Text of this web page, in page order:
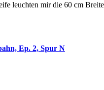
leuchten mir die 60 cm
Ep. 2, Spur N